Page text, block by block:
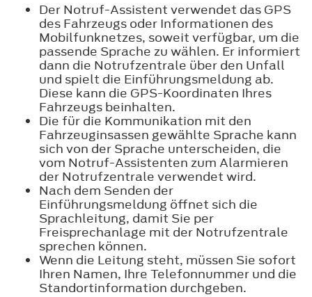
Der Notruf-Assistent verwendet das GPS
des Fahrzeugs oder Informationen des
Mobilfunknetzes, soweit verfügbar, um die
passende Sprache zu wählen. Er informiert
dann die Notrufzentrale über den Unfall
und spielt die Einführungsmeldung ab.
Diese kann die GPS-Koordinaten Ihres
Fahrzeugs beinhalten.
Die für die Kommunikation mit den
Fahrzeuginsassen gewählte Sprache kann
sich von der Sprache unterscheiden, die
vom Notruf-Assistenten zum Alarmieren
der Notrufzentrale verwendet wird.
Nach dem Senden der
Einführungsmeldung öffnet sich die
Sprachleitung, damit Sie per
Freisprechanlage mit der Notrufzentrale
sprechen können.
Wenn die Leitung steht, müssen Sie sofort
Ihren Namen, Ihre Telefonnummer und die
Standortinformation durchgeben.